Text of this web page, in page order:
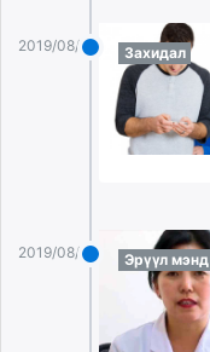
2019/08/05 Захидал
2019/08/05 Эрүүл мэнд